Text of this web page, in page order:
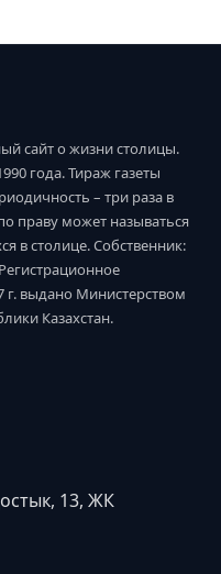
сайт о жизни столицы.
года. Тираж газеты
– три раза в
праву может называться
в столице. Собственник:
г. выдано Министерством
Казахстан.
13, ЖК